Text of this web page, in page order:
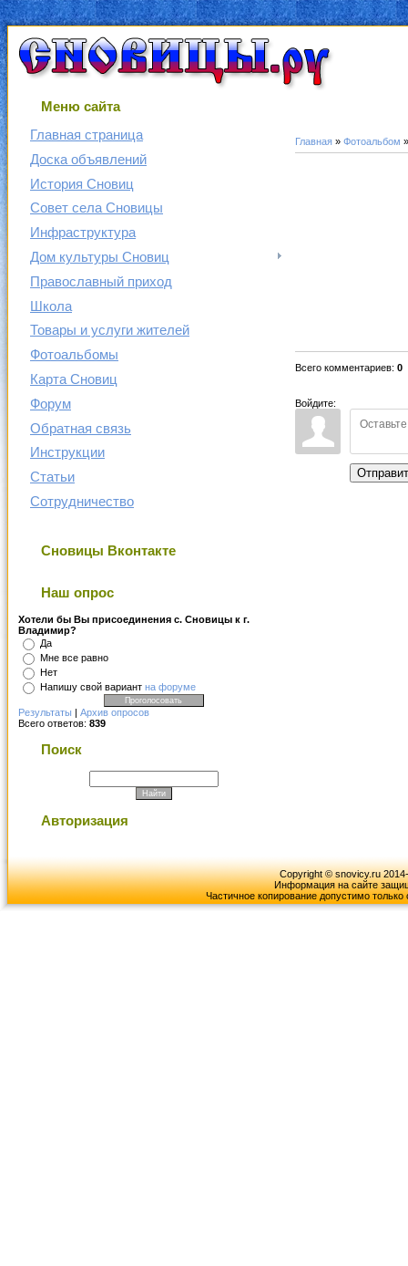
Меню сайта
Главная страница
Доска объявлений
История Сновиц
Совет села Сновицы
Инфраструктура
Дом культуры Сновиц
Православный приход
Школа
Товары и услуги жителей
Фотоальбомы
Карта Сновиц
Форум
Обратная связь
Инструкции
Статьи
Сотрудничество
Сновицы Вконтакте
Наш опрос
Хотели бы Вы присоединения с. Сновицы к г.
Владимир?
Да
Мне все равно
Нет
Напишу свой вариант на форуме
Результаты | Архив опросов
Всего ответов: 839
Поиск
Авторизация
Главная » Фотоальбом
Всего комментариев: 0
Войдите:
Copyright © snovicy.ru
Информация на сайте
Частичное копирование допустимо только